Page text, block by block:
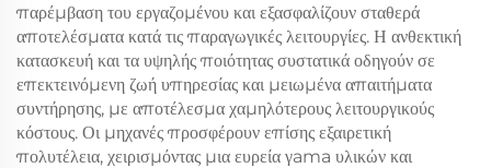
παρέμβαση του εργαζομένου και εξασφαλίζουν σταθερά
αποτελέσματα κατά τις παραγωγικές λειτουργίες. Η ανθεκτική
κατασκευή και τα υψηλής ποιότητας συστατικά οδηγούν σε
επεκτεινόμενη ζωή υπηρεσίας και μειωμένα απαιτήματα
συντήρησης, με αποτέλεσμα χαμηλότερους λειτουργικούς
κόστους. Οι μηχανές προσφέρουν επίσης εξαιρετική
πολυτέλεια, χειρισμόντας μια ευρεία γama υλικών και